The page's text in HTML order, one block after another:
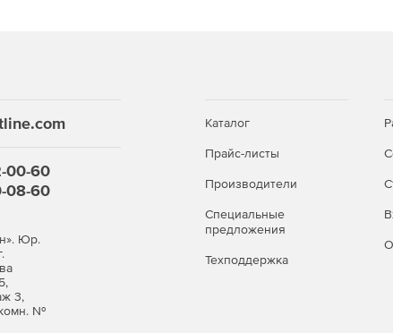
00-60
08-60
Юр.
3,
№
Каталог
Прайс-листы
Производители
Специальные
предложения
Техподдержка